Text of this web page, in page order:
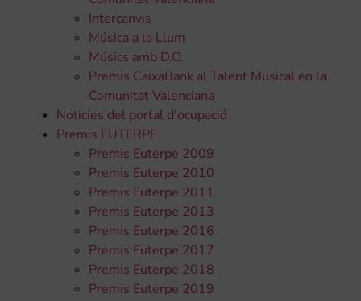
Intercanvis
Música a la Llum
Músics amb D.O.
Premis CaixaBank al Talent Musical en la
Comunitat Valenciana
Noticies del portal d'ocupació
Premis EUTERPE
Premis Euterpe 2009
Premis Euterpe 2010
Premis Euterpe 2011
Premis Euterpe 2013
Premis Euterpe 2016
Premis Euterpe 2017
Premis Euterpe 2018
Premis Euterpe 2019